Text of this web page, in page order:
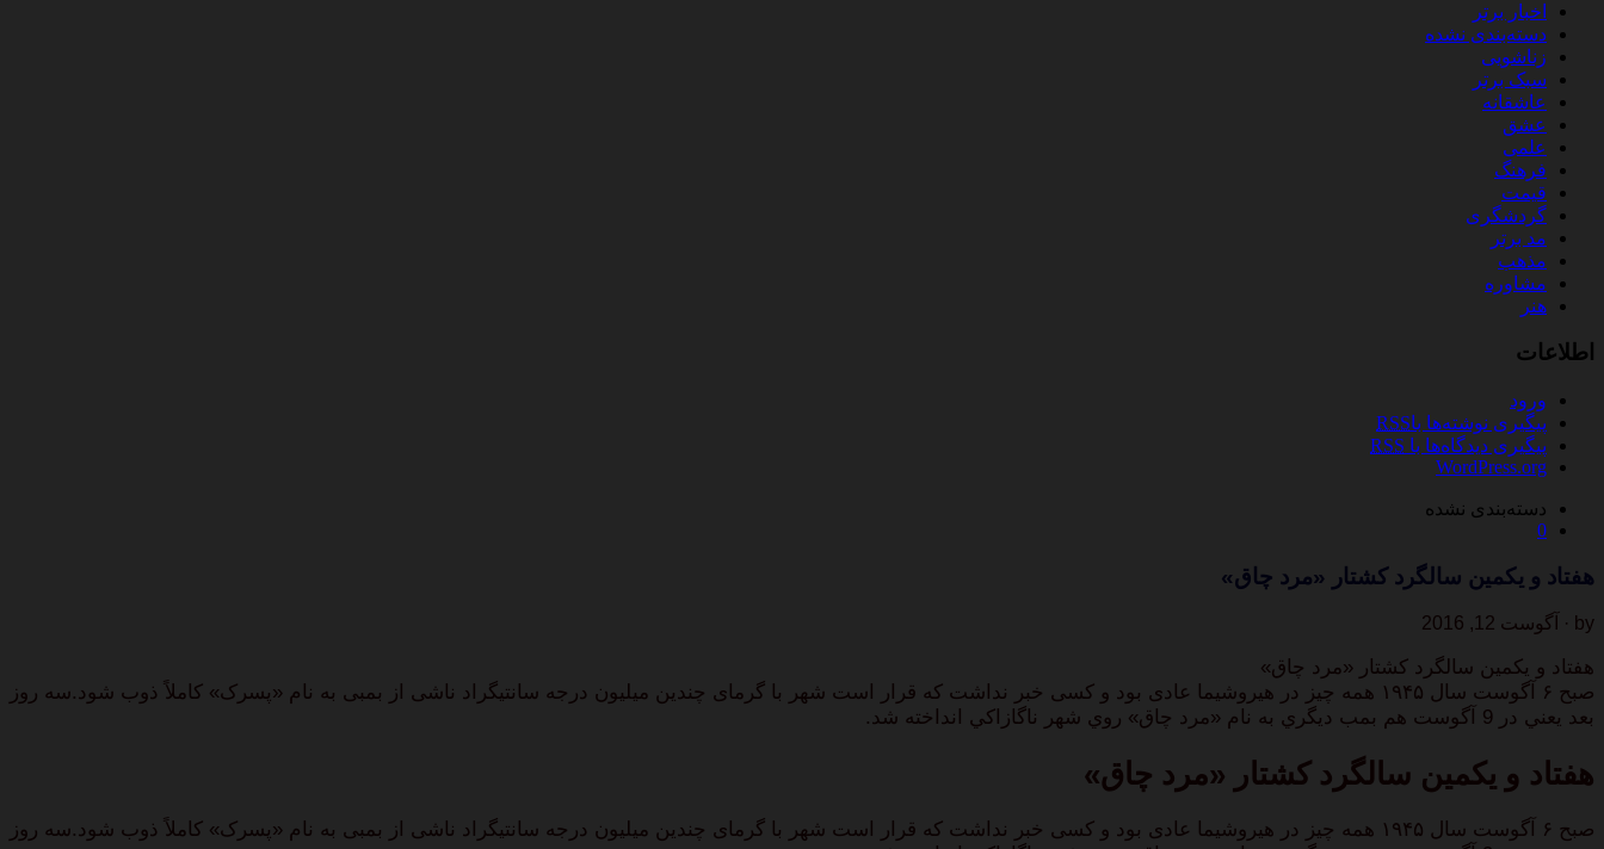
اخبار برتر
دسته‌بندی نشده
زناشویی
سبک برتر
عاشقانه
عشق
علمی
فرهنگ
قیمت
گردشگری
مد برتر
مذهب
مشاوره
هنر
اطلاعات
ورود
پیگیری نوشته‌ها باRSS
پیگیری دیدگاه‌ها با RSS
WordPress.org
دسته‌بندی نشده
0
هفتاد و یکمین سالگرد کشتار «مرد چاق»
by · آگوست 12, 2016
هفتاد و یکمین سالگرد کشتار «مرد چاق»
صبح ۶ آگوست سال ۱۹۴۵ همه چیز در هیروشیما عادی بود و کسی خبر نداشت که قرار است شهر با گرمای چندین میلیون درجه سانتیگراد ناشی از بمبی به نام «پسرک» کاملاً ذوب شود.سه روز
بعد يعني در 9 آگوست هم بمب ديگري به نام «مرد چاق» روي شهر ناگازاكي انداخته شد.
هفتاد و یکمین سالگرد کشتار «مرد چاق»
صبح ۶ آگوست سال ۱۹۴۵ همه چیز در هیروشیما عادی بود و کسی خبر نداشت که قرار است شهر با گرمای چندین میلیون درجه سانتیگراد ناشی از بمبی به نام «پسرک» کاملاً ذوب شود.سه روز